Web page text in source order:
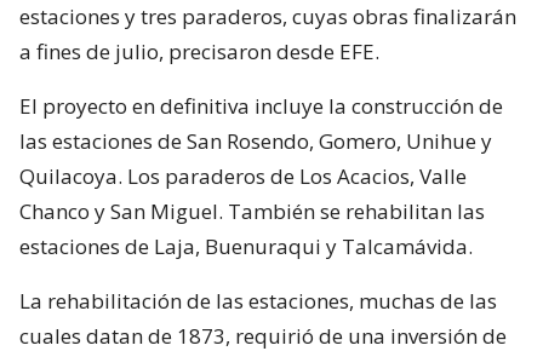
estaciones y tres paraderos, cuyas obras finalizarán
a fines de julio, precisaron desde EFE.
El proyecto en definitiva incluye la construcción de
las estaciones de San Rosendo, Gomero, Unihue y
Quilacoya. Los paraderos de Los Acacios, Valle
Chanco y San Miguel. También se rehabilitan las
estaciones de Laja, Buenuraqui y Talcamávida.
La rehabilitación de las estaciones, muchas de las
cuales datan de 1873, requirió de una inversión de